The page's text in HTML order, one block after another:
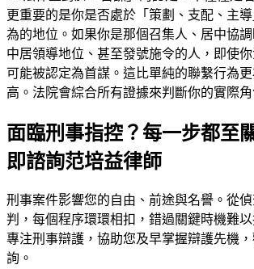
更重要的是你是否處於「策劃、支配、主
為的地位。如果你是那個召集人、居中協
中居領導地位、甚至發號施令的人，即使
可能被認定為首謀。這比單純的聯繫行為
高。法院會綜合所有證據來判斷你的實際角
面臨刑事指控？每一步都
即諮詢范培益律師
刑事案件影響您的自由、前途與名譽。從
判，每個程序環環相扣，錯過關鍵時機難以
專注刑事辯護，協助您及早掌握辯護先機
詢。